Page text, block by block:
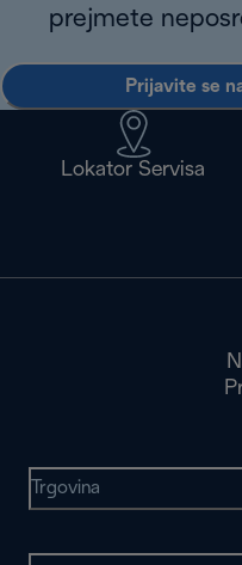
prejmete
Prijavite se
Lokator Servisa
Trgovina